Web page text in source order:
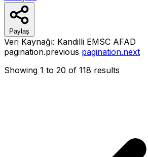
Paylaş
Veri Kaynağı: Kandilli EMSC AFAD
pagination.previous pagination.next
Showing 1 to 20 of 118 results